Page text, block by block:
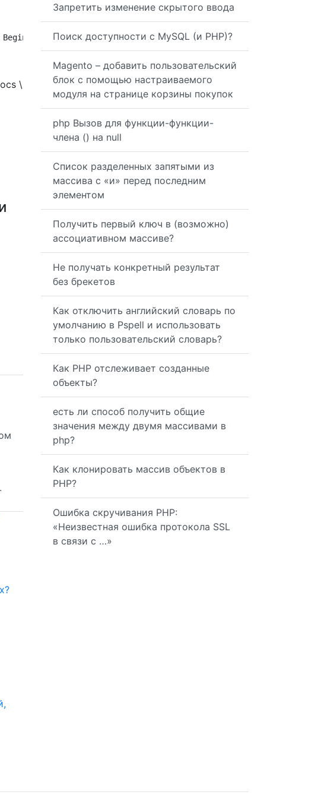
Запретить изменение скрытого ввода
Поиск доступности с MySQL (и PHP)?
Magento – добавить пользовательский
блок с помощью настраиваемого
модуля на странице корзины покупок
php Вызов для функции-функции-
члена () на null
Список разделенных запятыми из
массива с «и» перед последним
элементом
Получить первый ключ в (возможно)
ассоциативном массиве?
Не получать конкретный результат
без брекетов
Как отключить английский словарь по
умолчанию в Pspell и использовать
только пользовательский словарь?
Как PHP отслеживает созданные
объекты?
есть ли способ получить общие
значения между двумя массивами в
php?
Как клонировать массив объектов в
PHP?
Ошибка скручивания PHP:
«Неизвестная ошибка протокола SSL
в связи с …»
--> <Field Name="SiteName">Brainfavor</Field> <Field
\